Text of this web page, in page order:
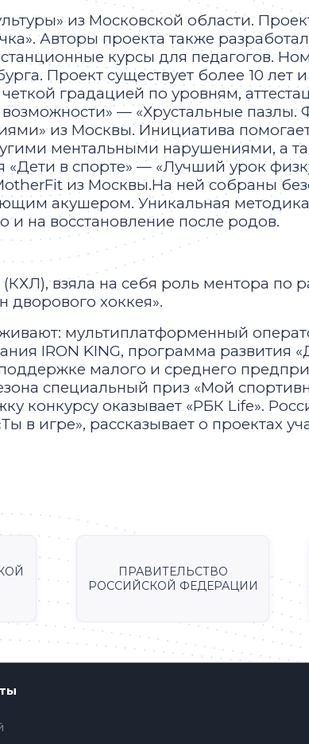
из Московской области.
Авторы проекта также
курсы для педагогов.
Проект существует более 10 лет
градацией по уровням,
— «Хрустальные пазлы.
из Москвы. Инициатива помогает
ментальными нарушениями, а
в спорте» — «Лучший урок
из Москвы.На ней собраны
акушером. Уникальная методика
и на восстановление после родов.
взяла на себя роль ментора по
дворового хоккея».
мультиплатформенный
IRON KING, программа развития
малого и среднего
специальный приз «Мой
оказывает «РБК Life».
в игре», рассказывает о проектах
ПРАВИТЕЛЬСТВО
РОССИЙСКОЙ ФЕДЕРАЦИИ